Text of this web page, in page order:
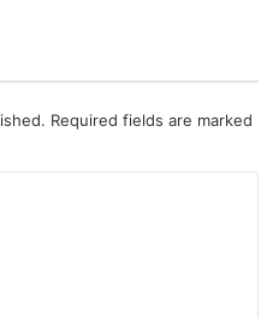
Required fields are marked